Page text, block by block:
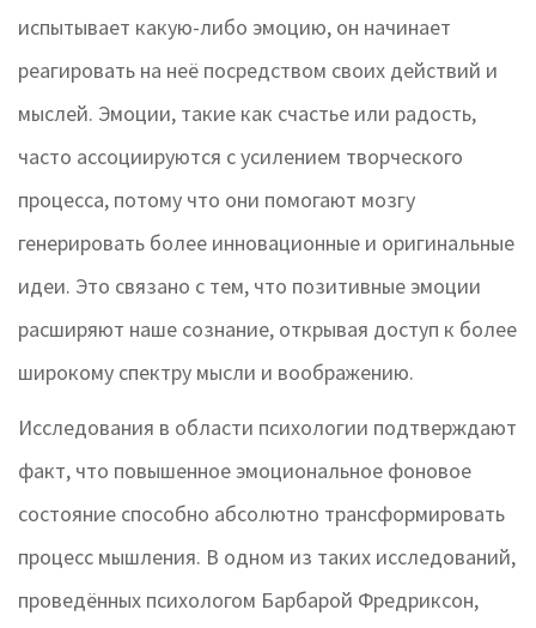
испытывает какую-либо эмоцию, он начинает
реагировать на неё посредством своих действий и
мыслей. Эмоции, такие как счастье или радость,
часто ассоциируются с усилением творческого
процесса, потому что они помогают мозгу
генерировать более инновационные и оригинальные
идеи. Это связано с тем, что позитивные эмоции
расширяют наше сознание, открывая доступ к более
широкому спектру мысли и воображению.
Исследования в области психологии подтверждают
факт, что повышенное эмоциональное фоновое
состояние способно абсолютно трансформировать
процесс мышления. В одном из таких исследований,
проведённых психологом Барбарой Фредриксон,